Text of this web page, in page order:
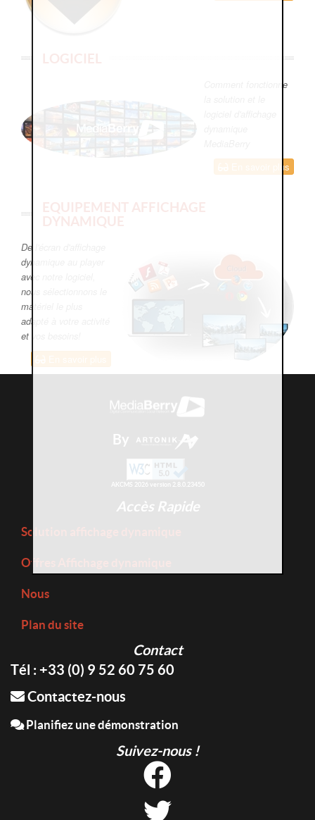
LOGICIEL
Comment fonctionne
En savoir plus
EQUIPEMENT AFFICHAGE
DYNAMIQUE
De l'écran d'affichage
dynamique au player
avec notre logiciel,
nous sélectionnons le
matériel le plus
adapté à votre activité
et vos besoins!
By
AKCMS 2026 version 2.8.0.23450
Accès Rapide
Solution affichage dynamique
Offres Affichage dynamique
Nous
Plan du site
Contact
Tél : +33 (0) 9 52 60 75 60
Contactez-nous
Planifiez une démonstration
Suivez-nous !